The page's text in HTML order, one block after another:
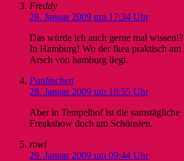
Freddy
28. Januar 2009 um 17:34 Uhr
Das würde ich auch gerne mal wissen!?
In Hamburg! Wo der Ikea praktisch am
Arsch von hamburg liegt.
Paulinchen
28. Januar 2009 um 18:55 Uhr
Aber in Tempelhof ist die samstägliche
Freakshow doch am Schönsten.
rowi
29. Januar 2009 um 09:44 Uhr